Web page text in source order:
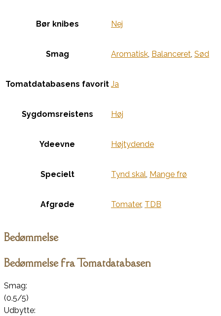
Bør knibes Nej
Smag Aromatisk, Balanceret, Sød
Tomatdatabasens favorit Ja
Sygdomsreistens Høj
Ydeevne Højtydende
Specielt Tynd skal, Mange frø
Afgrøde Tomater, TDB
Bedømmelse
Bedømmelse fra Tomatdatabasen
Smag:
(0.5/5)
Udbytte: